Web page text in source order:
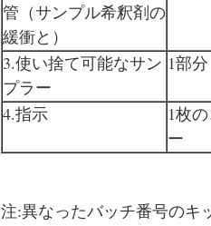
管（サンプル希釈剤の
緩衝と）
3.使い捨て可能なサン
プラー
1部分
4.指示
1枚
ー
注:異なったバッチ番号のキ